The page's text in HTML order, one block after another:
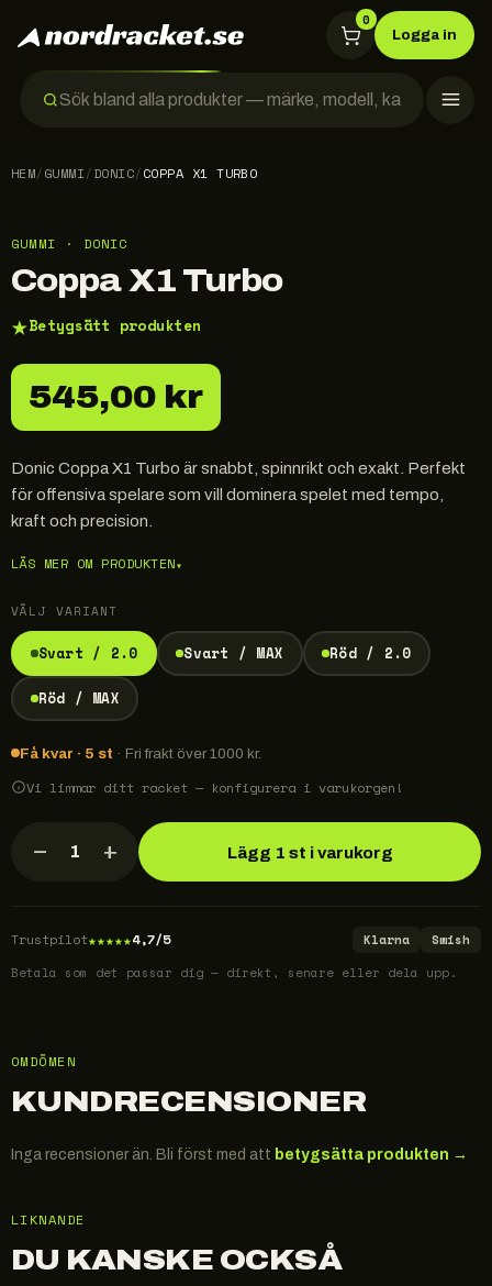
0
Logga in
HEM/GUMMI/DONIC/COPPA X1 TURBO
GUMMI · DONIC
Coppa X1 Turbo
★Betygsätt produkten
545,00 kr
Donic Coppa X1 Turbo är snabbt, spinnrikt och exakt. Perfekt
för offensiva spelare som vill dominera spelet med tempo,
kraft och precision.
LÄS MER OM PRODUKTEN▾
VÄLJ VARIANT
Svart / 2.0 Svart / MAX Röd / 2.0
Röd / MAX
Få kvar · 5 st · Fri frakt över 1000 kr.
Vi limmar ditt racket — konfigurera i varukorgen!
− 1 + Lägg 1 st i varukorg
Trustpilot★★★★★4,7/5 Klarna
Swish
Betala som det passar dig — direkt, senare eller dela upp.
OMDÖMEN
KUNDRECENSIONER
Inga recensioner än. Bli först med att betygsätta produkten →
LIKNANDE
DU KANSKE OCKSÅ